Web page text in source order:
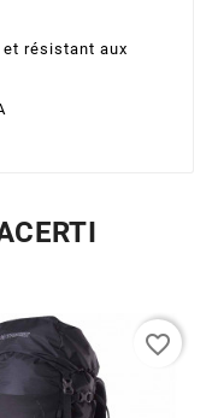
résistant aux
favorite_border